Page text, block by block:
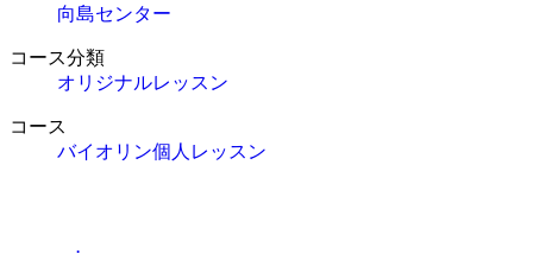
向島センター
コース分類
オリジナルレッスン
コース
バイオリン個人レッスン
.